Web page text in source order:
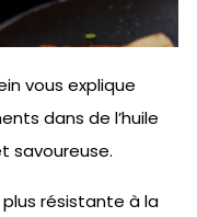
vous explique
dans de l’huile
savoureuse.
plus résistante à la